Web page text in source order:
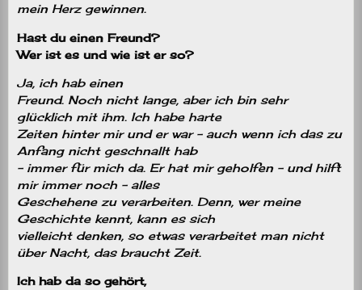
mein Herz gewinnen.
Hast du einen Freund?
Wer ist es und wie ist er so?
Ja, ich hab einen
Freund. Noch nicht lange, aber ich bin sehr
glücklich mit ihm. Ich habe harte
Zeiten hinter mir und er war – auch wenn ich das zu
Anfang nicht geschnallt hab
– immer für mich da. Er hat mir geholfen – und hilft
mir immer noch – alles
Geschehene zu verarbeiten. Denn, wer meine
Geschichte kennt, kann es sich
vielleicht denken, so etwas verarbeitet man nicht
über Nacht, das braucht Zeit.
Ich hab da so gehört,